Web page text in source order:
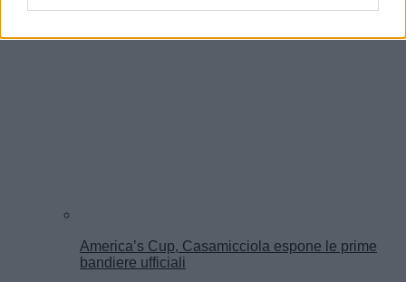
consultando la nostrainformativa sulla riservatezza.
America’s Cup, Casamicciola espone le prime
bandiere ufficiali